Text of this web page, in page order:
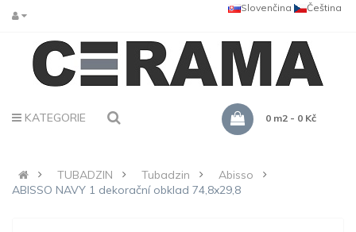
Čeština
Slovenčina
KATEGORIE 0 m2 - 0 Kč
TUBADZIN Tubadzin
Abisso
ABISSO NAVY 1 dekorační obklad 74,8x29,8